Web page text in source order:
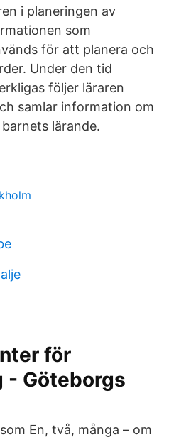
i planeringen av
som
för att planera och
Under den tid
följer läraren
samlar information om
lärande.
för
- Göteborgs
En, två, många – om